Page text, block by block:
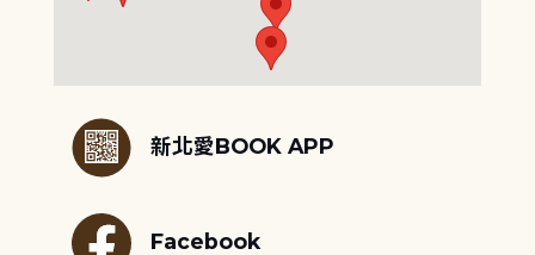
新北愛BOOK APP
Facebook